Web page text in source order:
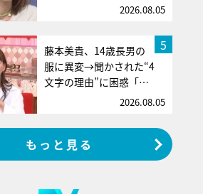
2026.08.05
5
藤本美貴、14歳長男の
服に異変→聞かされた“4
文字の理由”に困惑「…
2026.08.05
もっと見る